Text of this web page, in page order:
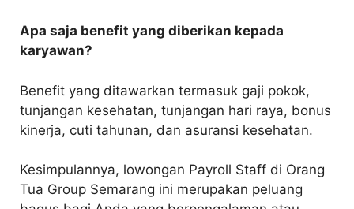
Apa saja benefit yang diberikan kepada
karyawan?
Benefit yang ditawarkan termasuk gaji pokok,
tunjangan kesehatan, tunjangan hari raya, bonus
kinerja, cuti tahunan, dan asuransi kesehatan.
Kesimpulannya, lowongan Payroll Staff di Orang
Tua Group Semarang ini merupakan peluang